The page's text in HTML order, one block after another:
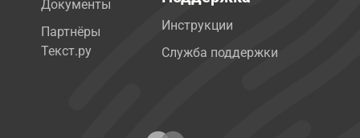
Документы
Партнёры
Текст.ру
Инструкции
Служба поддержки